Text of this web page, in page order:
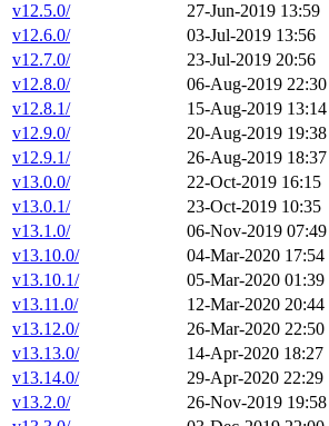
v12.5.0/
27-Jun-2019 13:59
v12.6.0/
03-Jul-2019 13:56
v12.7.0/
23-Jul-2019 20:56
v12.8.0/
06-Aug-2019 22:30
v12.8.1/
15-Aug-2019 13:14
v12.9.0/
20-Aug-2019 19:38
v12.9.1/
26-Aug-2019 18:37
v13.0.0/
22-Oct-2019 16:15
v13.0.1/
23-Oct-2019 10:35
v13.1.0/
06-Nov-2019 07:49
v13.10.0/
04-Mar-2020 17:54
v13.10.1/
05-Mar-2020 01:39
v13.11.0/
12-Mar-2020 20:44
v13.12.0/
26-Mar-2020 22:50
v13.13.0/
14-Apr-2020 18:27
v13.14.0/
29-Apr-2020 22:29
v13.2.0/
26-Nov-2019 19:58